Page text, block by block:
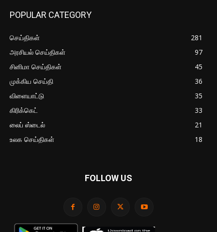
POPULAR CATEGORY
செய்திகள்
281
அரசியல் செய்திகள்
97
சினிமா செய்திகள்
45
முக்கிய செய்தி
36
விளையாட்டு
35
கிரிக்கெட்
33
லைப் ஸ்டைல்
21
உலக செய்திகள்
18
FOLLOW US